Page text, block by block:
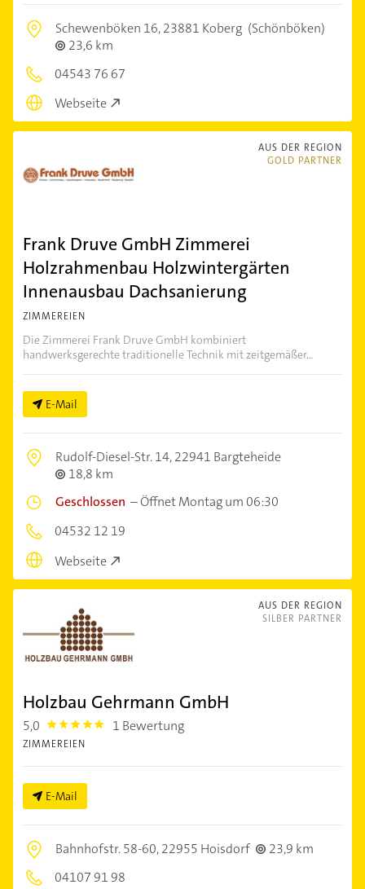
Schewenböken 16,23881 Koberg (Schönböken)
23,6 km
04543 76 67
Webseite
AUS DER REGION
GOLD PARTNER
Frank Druve GmbH Zimmerei
Holzrahmenbau Holzwintergärten
Innenausbau Dachsanierung
ZIMMEREIEN
Die Zimmerei Frank Druve GmbH kombiniert
handwerksgerechte traditionelle Technik mit zeitgemäßer...
E-Mail
Rudolf-Diesel-Str. 14,22941 Bargteheide
18,8 km
Geschlossen –Öffnet Montag um 06:30
04532 12 19
Webseite
AUS DER REGION
SILBER PARTNER
Holzbau Gehrmann GmbH
5,0 5.0 1 Bewertung
ZIMMEREIEN
E-Mail
Bahnhofstr. 58-60,22955 Hoisdorf
23,9 km
04107 91 98